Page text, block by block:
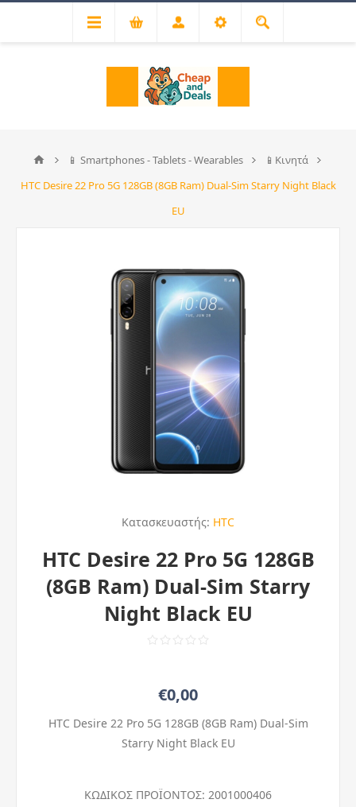
📱 Smartphones - Tablets - Wearables
📱Κινητά
HTC Desire 22 Pro 5G 128GB (8GB Ram) Dual-Sim Starry Night Black
EU
Κατασκευαστής: HTC
HTC Desire 22 Pro 5G 128GB
(8GB Ram) Dual-Sim Starry
Night Black EU
€0,00
HTC Desire 22 Pro 5G 128GB (8GB Ram) Dual-Sim
Starry Night Black EU
ΚΩΔΙΚΟΣ ΠΡΟΪΟΝΤΟΣ: 2001000406